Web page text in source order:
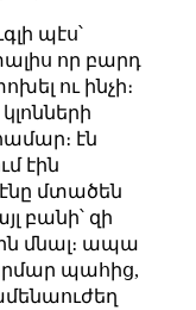
պէս՝
որ բարդ
ու ինչի։
էն
էին
մտածեն
բանի՝ զի
մնալ։ ապա
պահից,